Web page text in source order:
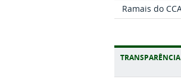
Ramais do
TRANSPARÊNCIA